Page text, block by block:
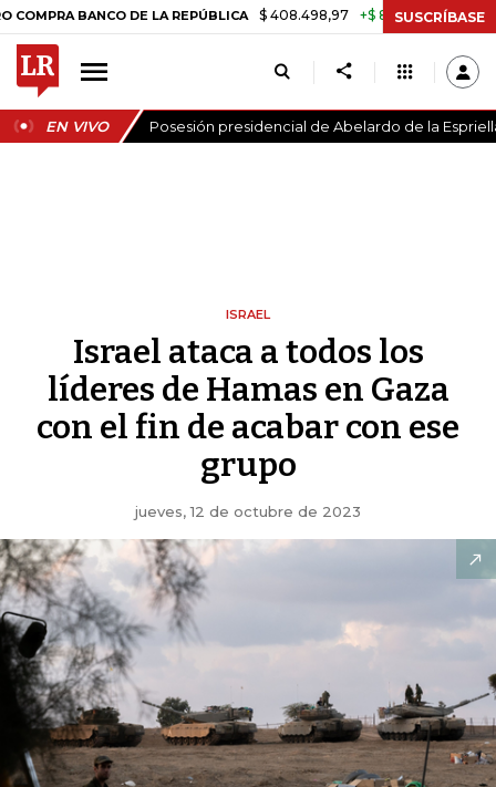
BANCO DE LA REPÚBLICA $ 408.498,97 +$ 8.753,81 +2,19%
SUSCRÍBASE
EN VIVO Posesión presidencial de Abelardo de la
ISRAEL
Israel ataca a todos los
líderes de Hamas en Gaza
con el fin de acabar con ese
grupo
jueves, 12 de octubre de 2023